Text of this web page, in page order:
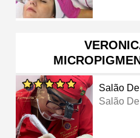
Salão
Salão